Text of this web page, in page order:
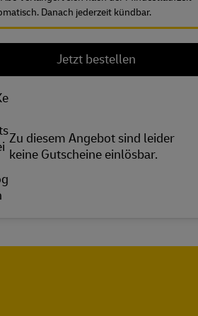
Danach jederzeit kündbar.
Jetzt bestellen
Zu diesem Angebot sind leider
keine Gutscheine einlösbar.